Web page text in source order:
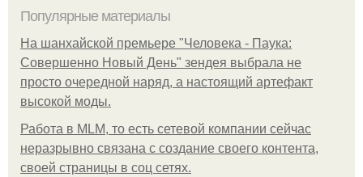
Популярные материалы
На шанхайской премьере "Человека - Паука:
Совершенно Новый День" зендея выбрала не
просто очередной наряд, а настоящий артефакт
высокой моды.
Работа в MLM, то есть сетевой компании сейчас
неразрывно связана с создание своего контента,
своей страницы в соц сетях.